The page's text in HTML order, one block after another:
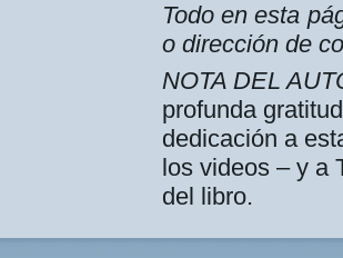
Todo en esta
o dirección de
NOTA DEL
profunda
dedicación a
los videos – y a
del libro.